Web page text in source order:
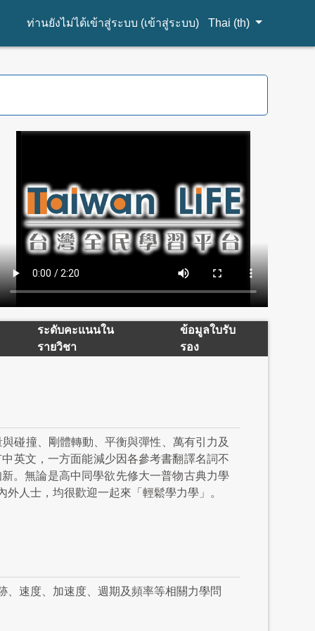
ท่านยังไม่ได้เข้าสู่ระบบ (เข้าสู่ระบบ) Thai ‎(th)‎
ระดับคะแนนใน
รายวิชา
ข้อมูลใบรับ
รอง
碰撞、剛體轉動、平衡與彈性、萬有引力及
英文，一方面能減少因各參考書翻譯名詞不
。無論是高中同學欲先修大一普物古典力學
人士，均很歡迎一起來「輕鬆學力學」。
速度、加速度、週期及頻率等相關力學問